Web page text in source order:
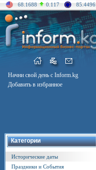
68.1688 0.117 85.4496
Начни свой день с Inform.kg
Добавить в избранное
Категории
Исторические даты
Праздники и События